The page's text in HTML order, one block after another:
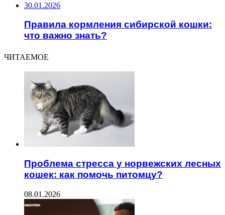
30.01.2026
Правила кормления сибирской кошки:
что важно знать?
ЧИТАЕМОЕ
Проблема стресса у норвежских лесных
кошек: как помочь питомцу?
08.01.2026